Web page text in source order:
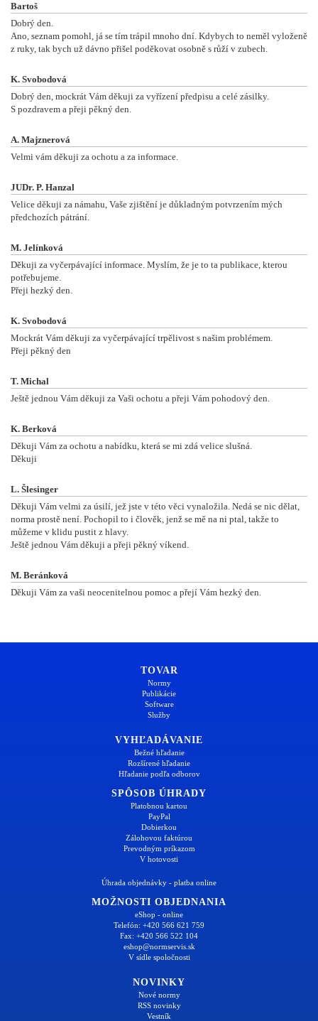
Bartoš
Dobrý den.
Ano, seznam pomohl, já se tím trápil mnoho dní. Kdybych to neměl vyloženě
z ruky, tak bych už dávno přišel poděkovat osobně s růží v zubech.
K. Svobodová
Dobrý den, mockrát Vám děkuji za vyřízení předpisu a celé zásilky.
S pozdravem a přeji pěkný den.
A. Majznerová
Velmi vám děkuji za ochotu a za informace.
JUDr. P. Hanzal
Velice děkuji za námahu, Vaše zjištění je důkladným potvrzením mých
předchozích pátrání.
M. Jelínková
Děkuji za vyčerpávající informace. Myslím, že je to ta publikace, kterou
potřebujeme.
Přeji hezký den.
K. Svobodová
Mockrát Vám děkuji za vyčerpávající trpělivost s našim problémem.
Přeji pěkný den
T. Michal
Ještě jednou Vám děkuji za Vaši ochotu a přeji Vám pohodový den.
K. Berková
Děkuji Vám za ochotu a nabídku, která se mi zdá velice slušná.
Děkuji
L. Šlesinger
Děkuji Vám velmi za úsilí, jež jste v této věci vynaložila. Nedá se nic dělat,
norma prostě není. Pochopil to i člověk, jenž se mě na ni ptal, takže to
můžeme v klidu pustit z hlavy.
Ještě jednou Vám děkuji a přeji pěkný víkend.
M. Beránková
Děkuji Vám za vaši neocenitelnou pomoc a přejí Vám hezký den.
TOVAR
Normy
Publikácie
Software
Služby
VYHĽADÁVANIE
Bežné hľadanie
Rozšírené hľadanie
Hľadanie podľa odborov
SPÔSOB ÚHRADY
Platobnou kartou
PayPal
Dobierkou
Zálohovou faktúrou
Prevodným príkazom
V hotovosti
Úhrada objednávky - platba online
MOŽNOSTI OBJEDNANIA
eShop - online
Telefón: +420 566 621 759
Fax: +420 566 522 104
eshop@normservis.sk
V sídle spoločnosti
NOVINKY
Nové normy
RSS novinky
Vestník